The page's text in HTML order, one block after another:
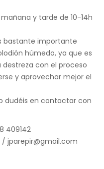
y tarde de 10-14h
bastante importante
húmedo, ya que es
con el proceso
y aprovechar mejor el
dudéis en contactar con
409142
jparepir@gmail.com